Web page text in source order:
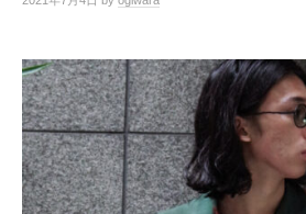
の
コ
メ
ン
ト